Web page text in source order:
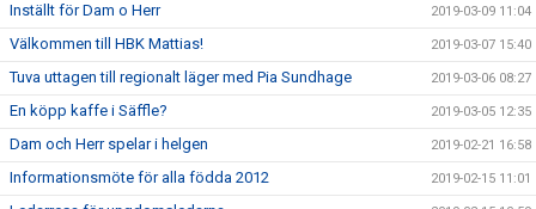
Inställt för Dam o Herr 2019-03-09 11:04
Välkommen till HBK Mattias! 2019-03-07 15:40
Tuva uttagen till regionalt läger med Pia Sundhage 2019-03-06 08:27
En köpp kaffe i Säffle? 2019-03-05 12:35
Dam och Herr spelar i helgen 2019-02-21 16:58
Informationsmöte för alla födda 2012 2019-02-15 11:01